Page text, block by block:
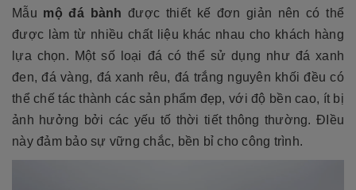
Mẫu mộ đá bành được thiết kế đơn giản nên có thể
được làm từ nhiều chất liệu khác nhau cho khách hàng
lựa chọn. Một số loại đá có thể sử dụng như đá xanh
đen, đá vàng, đá xanh rêu, đá trắng nguyên khối đều có
thể chế tác thành các sản phẩm đẹp, với độ bền cao, ít bị
ảnh hưởng bởi các yếu tố thời tiết thông thường. ĐIều
này đảm bảo sự vững chắc, bền bỉ cho công trình.